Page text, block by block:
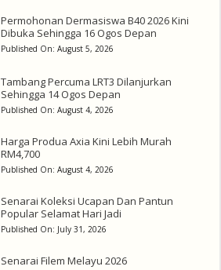
Permohonan Dermasiswa B40 2026 Kini
Dibuka Sehingga 16 Ogos Depan
Published On: August 5, 2026
Tambang Percuma LRT3 Dilanjurkan
Sehingga 14 Ogos Depan
Published On: August 4, 2026
Harga Produa Axia Kini Lebih Murah
RM4,700
Published On: August 4, 2026
Senarai Koleksi Ucapan Dan Pantun
Popular Selamat Hari Jadi
Published On: July 31, 2026
Senarai Filem Melayu 2026